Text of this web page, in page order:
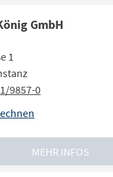
GmbH
1
9857-0
MEHR INFOS